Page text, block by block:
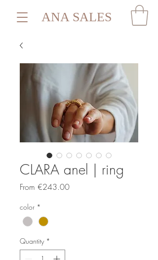
ANA SALES
CLARA anel | ring
From €243.00Sale
color *
Quantity *